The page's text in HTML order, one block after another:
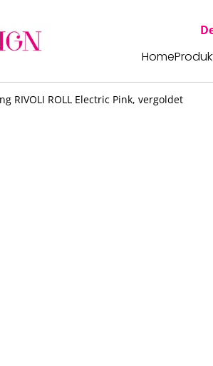
Home
RIVOLI ROLL Electric Pink, vergoldet